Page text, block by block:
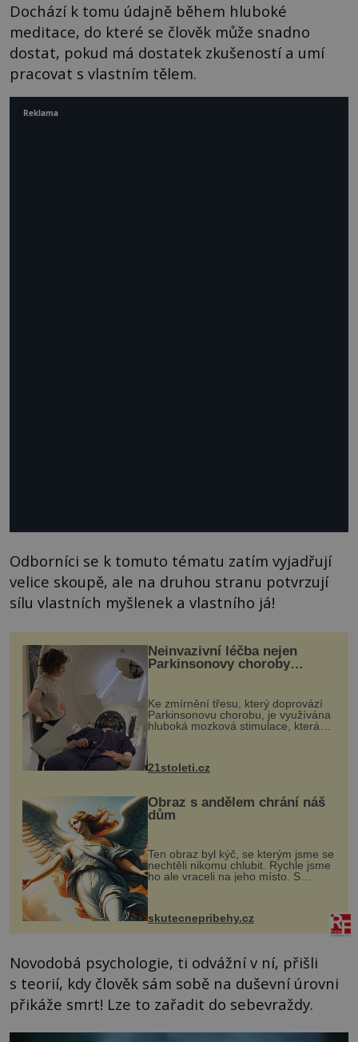
Dochází k tomu údajně během hluboké
meditace, do které se člověk může snadno
dostat, pokud má dostatek zkušeností a umí
pracovat s vlastním tělem.
Odborníci se k tomuto tématu zatím vyjadřují
velice skoupě, ale na druhou stranu potvrzují
sílu vlastních myšlenek a vlastního já!
Neinvazivní léčba nejen
Parkinsonovy choroby
Ke zmírnění třesu, který doprovází
Parkinsonovu chorobu, je využívána
hluboká mozková stimulace, která
však vyžaduje vysoce invazivní
k dostatečně přesnému zacílení ...
21stoleti.cz
Obraz s andělem chrání náš
dům
Ten obraz byl kýč, se kterým jsme se
nechtěli nikomu chlubit. Rychle jsme
ho ale vraceli na jeho místo. S
manželem Vaškem jsme si pořídili
chaloupku, takový domek na severu
Čech, kde jsme si naplánova...
skutecnepribehy.cz
Novodobá psychologie, ti odvážní v ní, přišli
s teorií, kdy člověk sám sobě na duševní úrovni
přikáže smrt! Lze to zařadit do sebevraždy.
Reklama